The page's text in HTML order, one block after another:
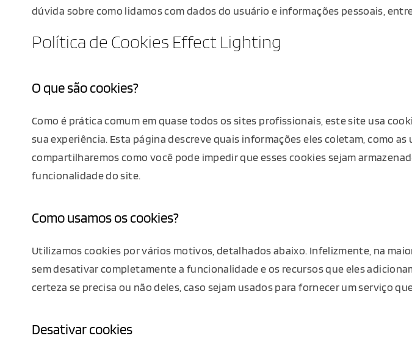
dúvida sobre como lidamos com dados do usuário e informações pessoais,
Política de Cookies Effect Lighting
O que são cookies?
Como é prática comum em quase todos os sites profissionais, este site usa
sua experiência. Esta página descreve quais informações eles coletam, como
compartilharemos como você pode impedir que esses cookies sejam
funcionalidade do site.
Como usamos os cookies?
Utilizamos cookies por vários motivos, detalhados abaixo. Infelizmente, na
sem desativar completamente a funcionalidade e os recursos que eles
certeza se precisa ou não deles, caso sejam usados ​​para fornecer um serviço
Desativar cookies